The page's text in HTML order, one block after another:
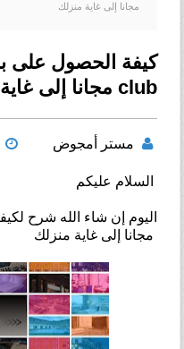
مجانا إلى غاية منزلك
club مجانا إلى غاية منزلك
مستر أمجوض
اليوم إن شاء الله شرح